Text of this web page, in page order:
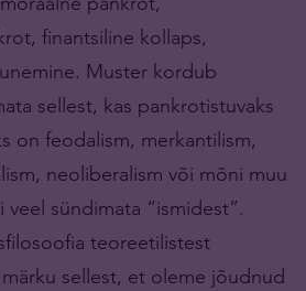
finantsiline kollaps,
Muster kordub
sellest, kas pankrotistuvaks
on feodalism, merkantilism,
neoliberalism või mõni muu
sündimata “ismidest”.
teoreetilistest
sellest, et oleme jõudnud